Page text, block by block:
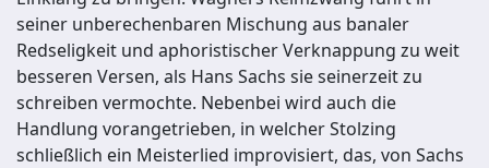
seiner unberechenbaren Mischung aus banaler
Redseligkeit und aphoristischer Verknappung zu weit
besseren Versen, als Hans Sachs sie seinerzeit zu
schreiben vermochte. Nebenbei wird auch die
Handlung vorangetrieben, in welcher Stolzing
schließlich ein Meisterlied improvisiert, das, von Sachs